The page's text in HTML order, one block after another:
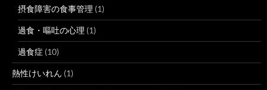
摂食障害の食事管理 (1)
過食・嘔吐の心理 (1)
過食症 (10)
熱性けいれん (1)